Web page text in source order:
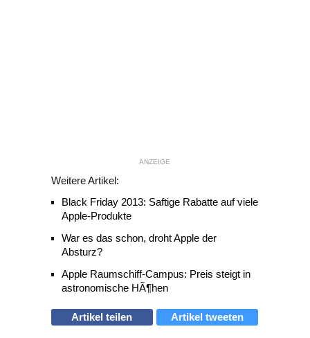
ANZEIGE
Weitere Artikel:
Black Friday 2013: Saftige Rabatte auf viele
Apple-Produkte
War es das schon, droht Apple der
Absturz?
Apple Raumschiff-Campus: Preis steigt in
astronomische HÃ¶hen
Artikel teilen Artikel tweeten